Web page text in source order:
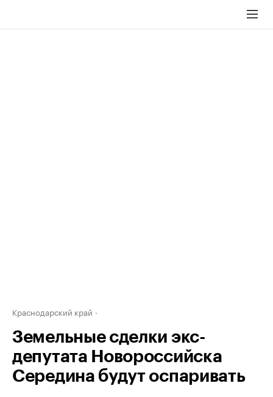
Краснодарский край
Земельные сделки экс-
депутата Новороссийска
Середина будут оспаривать